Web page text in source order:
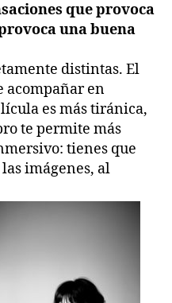
que provoca
una buena
distintas. El
acompañar en
es más tiránica,
te permite más
tienes que
imágenes, al